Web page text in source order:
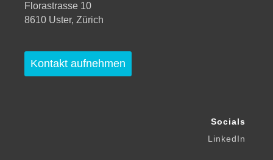
Florastrasse 10
8610 Uster, Zürich
Kontakt aufnehmen
Socials
LinkedIn